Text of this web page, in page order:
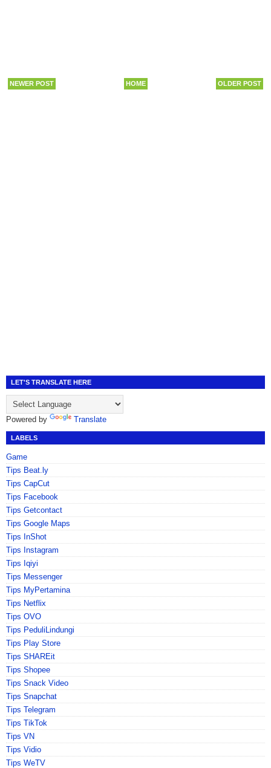
NEWER POST OLDER POST
HOME
LET'S TRANSLATE HERE
Powered by Translate
LABELS
Game
Tips Beat.ly
Tips CapCut
Tips Facebook
Tips Getcontact
Tips Google Maps
Tips InShot
Tips Instagram
Tips Iqiyi
Tips Messenger
Tips MyPertamina
Tips Netflix
Tips OVO
Tips PeduliLindungi
Tips Play Store
Tips SHAREit
Tips Shopee
Tips Snack Video
Tips Snapchat
Tips Telegram
Tips TikTok
Tips VN
Tips Vidio
Tips WeTV